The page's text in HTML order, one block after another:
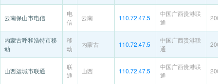
云南保山市电信
电
信
云南 110.72.47.5
中国广西贵港联
通
内蒙古呼和浩特市移
动
移
动
内蒙古 110.72.47.5
中国广西贵港联
通
山西运城市联通
联
通
山西 110.72.47.5
中国广西贵港联
通